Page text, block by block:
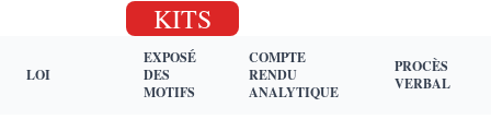
KITS
LOI
EXPOSÉ
DES
MOTIFS
COMPTE
RENDU
ANALYTIQUE
PROCÈS
VERBAL